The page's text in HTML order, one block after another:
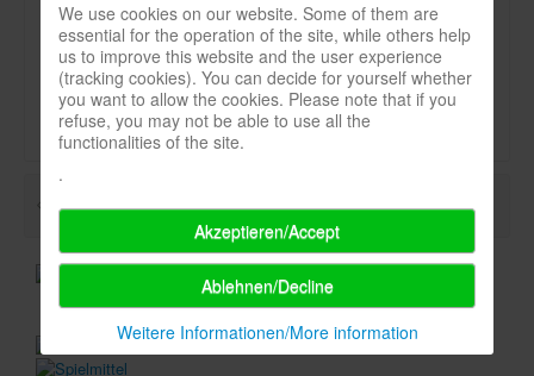
Spieledatenbank
Premium login
Neuheiten-New Games
Preise-Awards
Branchen-/Wirtschaftsnews
Crowdfunding
Veranstaltungen-Events
Art:
Titel
Durchschnittsnote-spielbox:
We use cookies on our website. Some of them are
essential for the operation of the site, while others help
us to improve this website and the user experience
(tracking cookies). You can decide for yourself whether
you want to allow the cookies. Please note that if you
refuse, you may not be able to use all the
functionalities of the site.
.
Akzeptieren/Accept
Ablehnen/Decline
Weitere Informationen/More information